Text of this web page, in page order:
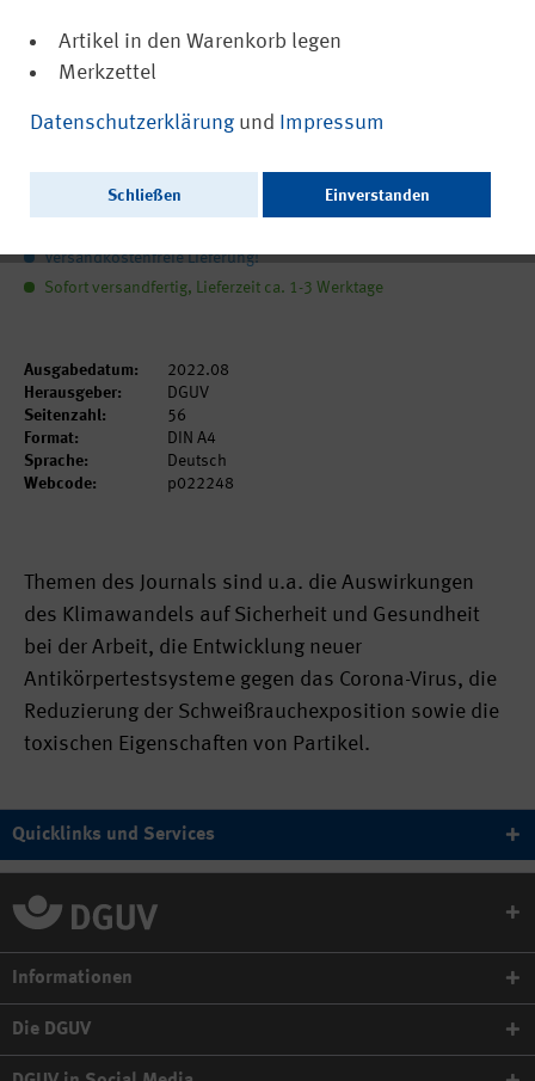
Versandkostenfreie Lieferung!
Sofort versandfertig, Lieferzeit ca. 1-3 Werktage
Ausgabedatum:
2022.08
Herausgeber:
DGUV
Seitenzahl:
56
Format:
DIN A4
Sprache:
Deutsch
Webcode:
p022248
Themen des Journals sind u.a. die Auswirkungen
des Klimawandels auf Sicherheit und Gesundheit
bei der Arbeit, die Entwicklung neuer
Antikörpertestsysteme gegen das Corona-Virus, die
Reduzierung der Schweißrauchexposition sowie die
toxischen Eigenschaften von Partikel.
Quicklinks und Services
Informationen
Die DGUV
Artikel in den Warenkorb legen
Merkzettel
Datenschutzerklärung und Impressum
Schließen Einverstanden